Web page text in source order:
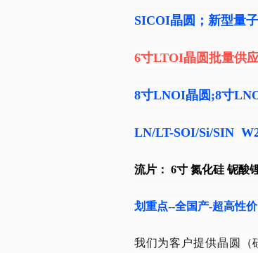
SICOI晶圆 ；新型量
6寸LTOI晶圆批量供
8寸LNOI晶圆;8寸
LN/LT-SOI/Si/SIN
流片： 6寸 氮化硅 铌酸
划重点--全国产-超高性
我们为客户提供晶圆（